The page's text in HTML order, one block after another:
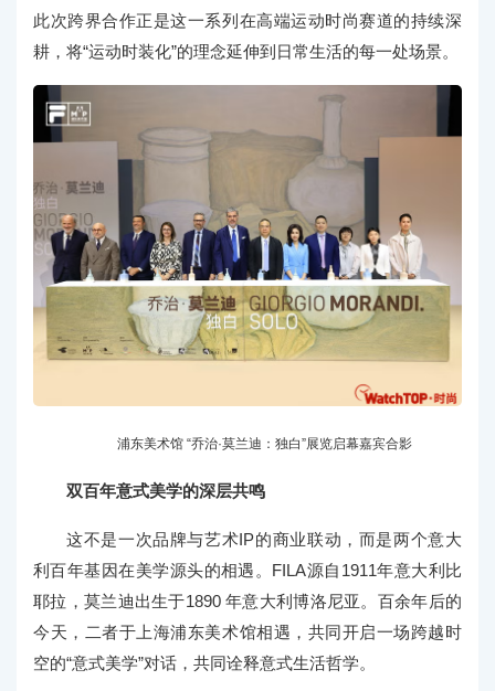
此次跨界合作正是这一系列在高端运动时尚赛道的持续深
耕，将“运动时装化”的理念延伸到日常生活的每一处场景。
浦东美术馆 “乔治·莫兰迪：独白”展览启幕嘉宾合影
双百年意式美学的深层共鸣
这不是一次品牌与艺术IP的商业联动，而是两个意大
利百年基因在美学源头的相遇。FILA源自1911年意大利比
耶拉，莫兰迪出生于1890 年意大利博洛尼亚。百余年后的
今天，二者于上海浦东美术馆相遇，共同开启一场跨越时
空的“意式美学”对话，共同诠释意式生活哲学。